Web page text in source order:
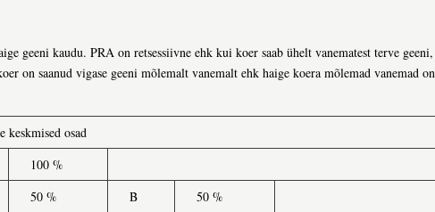
geeni kaudu. PRA on retsessiivne ehk kui koer saab ühelt vanematest terve geeni,
on saanud vigase geeni mõlemalt vanemalt ehk haige koera mõlemad vanemad on
keskmised osad
100 %
50 % B
50 %